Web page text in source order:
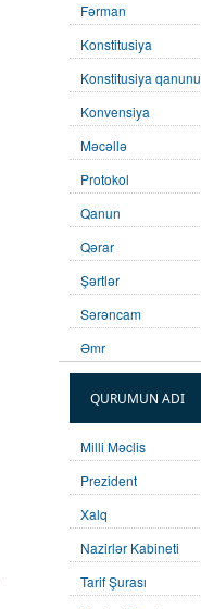
Fərman
Konstitusiya
Konstitusiya qanunu
Konvensiya
Məcəllə
Protokol
Qanun
Qərar
Şərtlər
Sərəncam
Əmr
QURUMUN ADI
Milli Məclis
Prezident
Xalq
Nazirlər Kabineti
Tarif Şurası